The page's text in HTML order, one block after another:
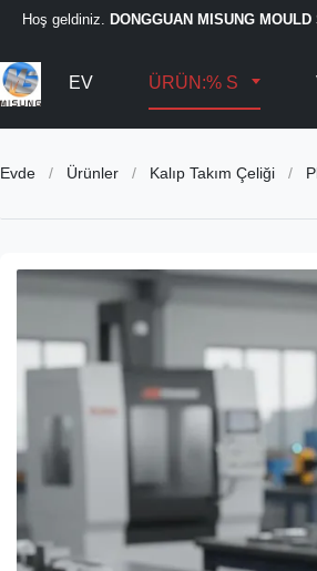
Hoş geldiniz. DONGGUAN MISUNG
EV ÜRÜN:% S
Evde / Ürünler / Kalıp Takım Çeliği /